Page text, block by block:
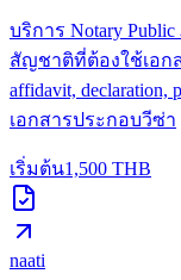
บริการ Notary
สัญชาติที่ต้องใช้เอก
affidavit, declaration,
เอกสารประกอบวีซ่า
เริ่มต้น1,500 THB
naati